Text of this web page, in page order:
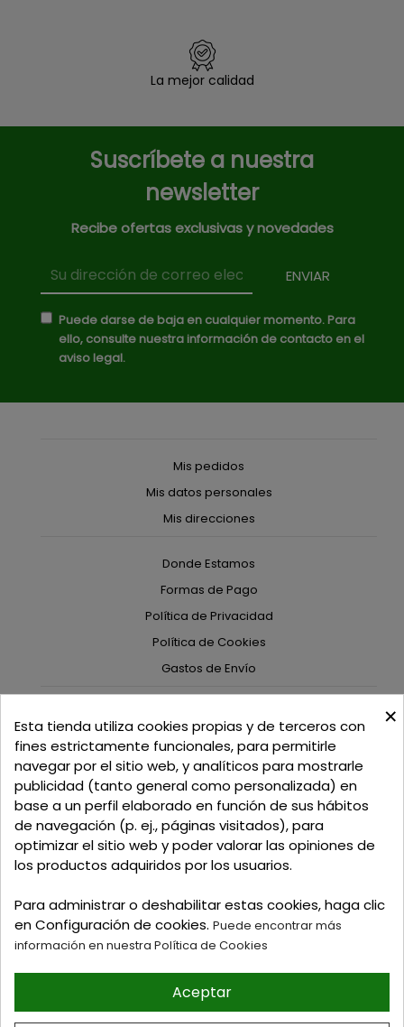
La mejor calidad
Suscríbete a nuestra
newsletter
Recibe ofertas exclusivas y novedades
Puede darse de baja en cualquier momento. Para
ello, consulte nuestra información de contacto en el
aviso legal.
Mis pedidos
Mis datos personales
Mis direcciones
Donde Estamos
Formas de Pago
Política de Privacidad
Política de Cookies
Gastos de Envío
C/ Delgadillo Nº 7 - Local 1 - 45600
Talavera de la Reina - Toledo - (España)
Llamadnos:+34 925 82 02 19 o625 654 791
Email: curtidosytapicerias@gmail.com
Verano:
Mañanas: de 09:00h a 13:30h
Invierno:
Tardes: de 16:30h a 20:00h
© 2026 Tienda online de
×
Esta tienda utiliza cookies propias y de terceros con
fines estrictamente funcionales, para permitirle
navegar por el sitio web, y analíticos para mostrarle
publicidad (tanto general como personalizada) en
base a un perfil elaborado en función de sus hábitos
de navegación (p. ej., páginas visitados), para
optimizar el sitio web y poder valorar las opiniones de
los productos adquiridos por los usuarios.
Para administrar o deshabilitar estas cookies, haga clic
en Configuración de cookies. Puede encontrar más
información en nuestra Política de Cookies
Aceptar